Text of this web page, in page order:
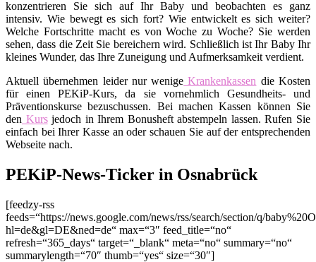
konzentrieren Sie sich auf Ihr Baby und beobachten es ganz
intensiv. Wie bewegt es sich fort? Wie entwickelt es sich weiter?
Welche Fortschritte macht es von Woche zu Woche? Sie werden
sehen, dass die Zeit Sie bereichern wird. Schließlich ist Ihr Baby Ihr
kleines Wunder, das Ihre Zuneigung und Aufmerksamkeit verdient.
Aktuell übernehmen leider nur wenige Krankenkassen die Kosten
für einen PEKiP-Kurs, da sie vornehmlich Gesundheits- und
Präventionskurse bezuschussen. Bei machen Kassen können Sie
den Kursjedoch in Ihrem Bonusheft abstempeln lassen. Rufen Sie
einfach bei Ihrer Kasse an oder schauen Sie auf der entsprechenden
Webseite nach.
PEKiP-News-Ticker in Osnabrück
[feedzy-rss
feeds=“https://news.google.com/news/rss/search/section/q/
hl=de&gl=DE&ned=de“ max=“3″ feed_title=“no“
refresh=“365_days“ target=“_blank“ meta=“no“ summary=“no“
summarylength=“70″ thumb=“yes“ size=“30″]